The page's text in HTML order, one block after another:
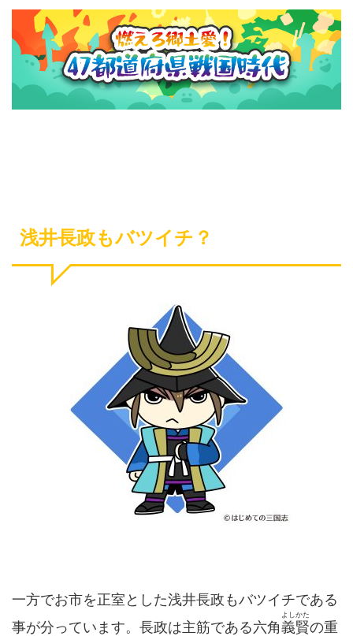
浅井長政もバツイチ？
一方でお市を正室とした浅井長政もバツイチである
事が分っています。長政は主筋である六角義賢
よしかた
の重